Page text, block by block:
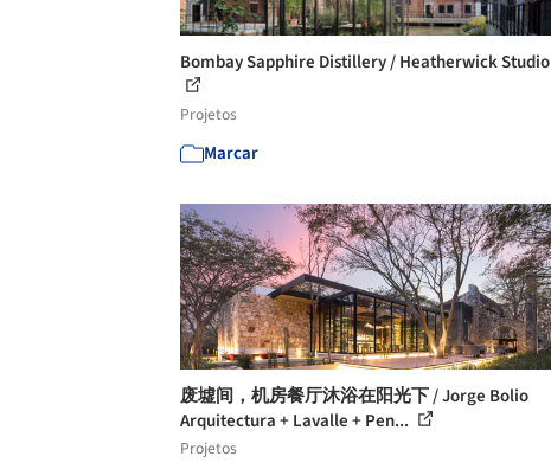
Bombay Sapphire Distillery / Heatherwick Studio
Projetos
Marcar
废墟间，机房餐厅沐浴在阳光下 / Jorge Bolio
Arquitectura + Lavalle + Pen...
Projetos